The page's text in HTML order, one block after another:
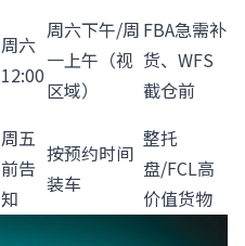
周六
12:00
周六下午/周
一上午（视
区域）
FBA急需补
货、WFS
截仓前
周五
前告
知
按预约时间
装车
整托
盘/FCL高
价值货物